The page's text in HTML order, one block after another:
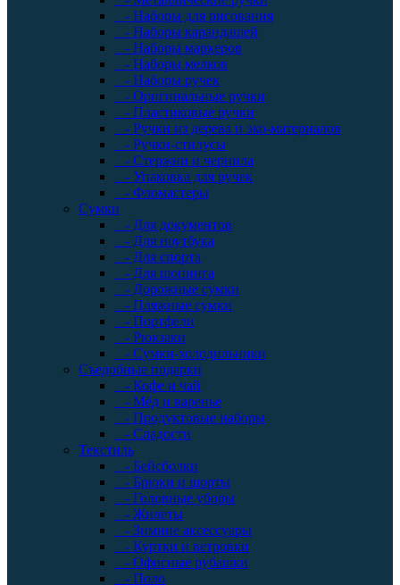
- Наборы для рисования
- Наборы карандашей
- Наборы маркеров
- Наборы мелков
- Наборы ручек
- Оригинальные ручки
- Пластиковые ручки
- Ручки из дерева и эко-материалов
- Ручки-стилусы
- Стержни и чернила
- Упаковка для ручек
- Фломастеры
Сумки
- Для документов
- Для ноутбука
- Для спорта
- Для шопинга
- Дорожные сумки
- Пляжные сумки
- Портфели
- Рюкзаки
- Сумки-холодильники
Съедобные подарки
- Кофе и чай
- Мёд и варенье
- Продуктовые наборы
- Сладости
Текстиль
- Бейсболки
- Брюки и шорты
- Головные уборы
- Жилеты
- Зимние аксессуары
- Куртки и ветровки
- Офисные рубашки
- Поло